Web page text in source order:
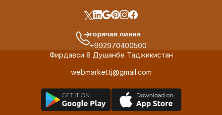
горячая линия
+992970400500
Фирдавси 8 Душанбе Таджикистан
webmarket.tj@gmail.com